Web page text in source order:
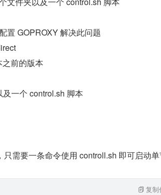
置 GOPROXY 解决此问题
前的版本
一个 control.sh 脚本
需要一条命令使用 controll.sh 即可启动
复制